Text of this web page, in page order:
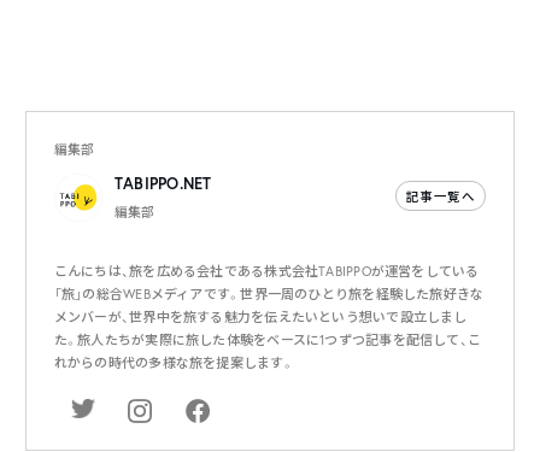
編集部
TABIPPO.NET
編集部
記事一覧へ
こんにちは、旅を広める会社である株式会社TABIPPOが運営をしている
「旅」の総合WEBメディアです。世界一周のひとり旅を経験した旅好きな
メンバーが、世界中を旅する魅力を伝えたいという想いで設立しまし
た。旅人たちが実際に旅した体験をベースに1つずつ記事を配信して、こ
れからの時代の多様な旅を提案します。